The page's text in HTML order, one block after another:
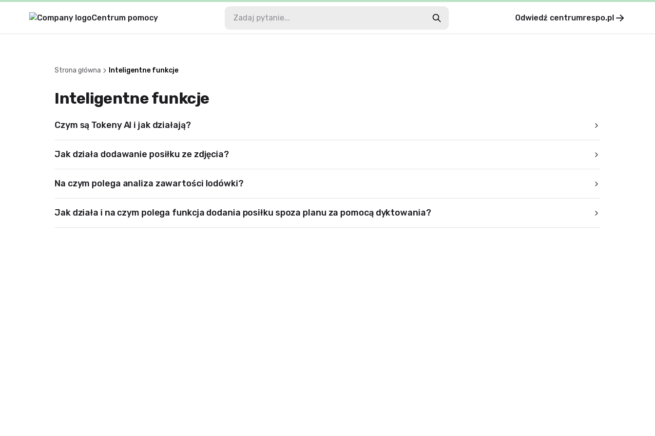
Centrum pomocy Odwiedź centrumrespo.pl
Strona główna Inteligentne funkcje
Inteligentne funkcje
Czym są Tokeny AI i jak działają?
Jak działa dodawanie posiłku ze zdjęcia?
Na czym polega analiza zawartości lodówki?
Jak działa i na czym polega funkcja dodania posiłku spoza planu za pomocą dyktowania?